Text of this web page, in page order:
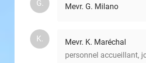
G. Mevr. G. Milano
K.
Mevr. K. Maréchal
personnel accueillant,